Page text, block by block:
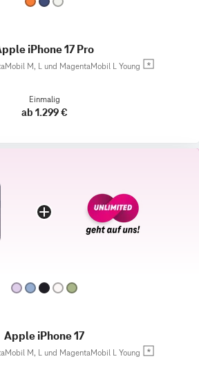
iPhone 17 Pro
M, L und MagentaMobil L Young
Einmalig
ab 1.299 €
Apple iPhone 17
M, L und MagentaMobil L Young